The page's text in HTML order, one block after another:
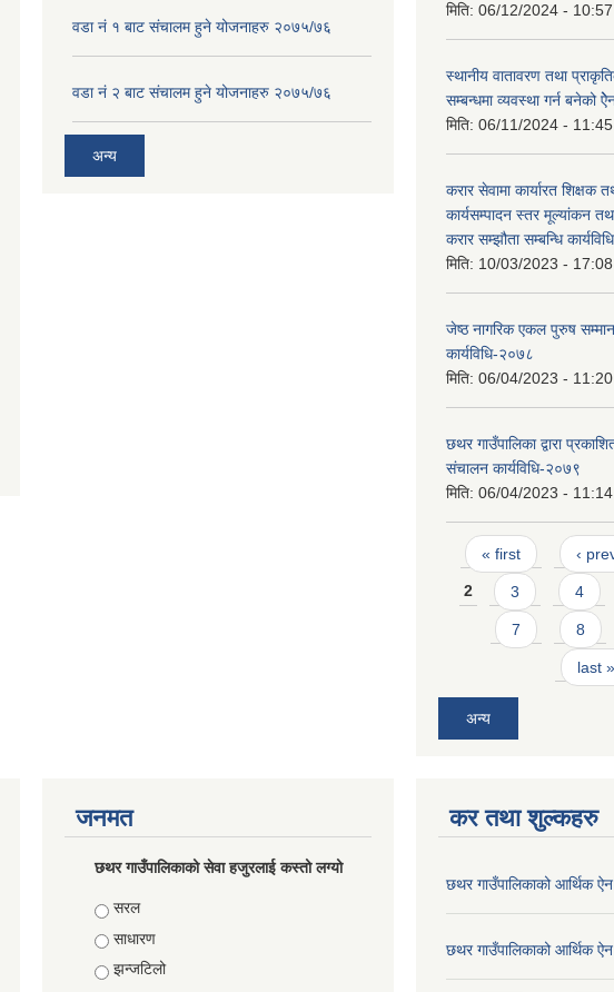
वडा नं १ बाट संचालम हुने योजनाहरु २०७५/७६
वडा नं २ बाट संचालम हुने योजनाहरु २०७५/७६
अन्य
मिति: 06/12/2024 - 10:57
स्थानीय वातावरण तथा
सम्बन्धमा व्यवस्था गर्न बनेको
मिति: 06/11/2024 - 11:45
करार सेवामा कार्यारत शिक्षक
कार्यसम्पादन स्तर मूल्यांकन
करार सम्झौता सम्बन्धि
मिति: 10/03/2023 - 17:08
जेष्ठ नागरिक एकल पुरुष
कार्यविधि-२०७८
मिति: 06/04/2023 - 11:20
छथर गाउँपालिका द्वारा
संचालन कार्यविधि-२०७९
मिति: 06/04/2023 - 11:14
Pages
« first ‹
2 3 4
7 8
last »
अन्य
जनमत
छथर गाउँपालिकाको सेवा हजुरलाई कस्तो लग्यो
Choices
सरल
साधारण
झन्जटिलो
कर तथा शुल्कहरु
छथर गाउँपालिकाको आर्थिक
छथर गाउँपालिकाको आर्थिक